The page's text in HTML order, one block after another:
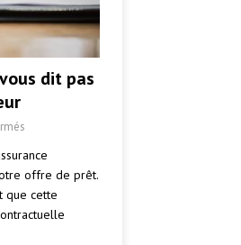
dit pas
offre de prêt.
que cette